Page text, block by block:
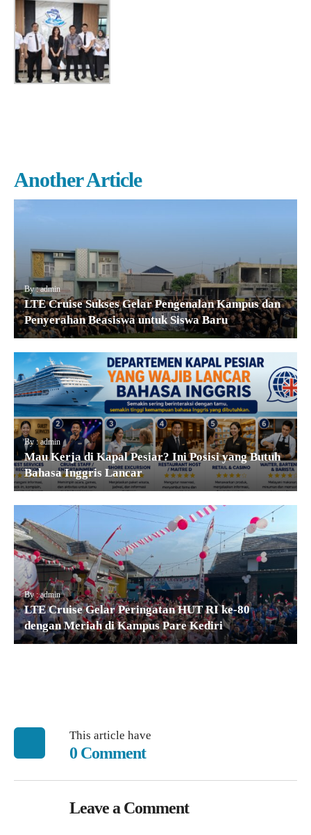
Another Article
By : admin
LTE Cruise Sukses Gelar Pengenalan Kampus dan
Penyerahan Beasiswa untuk Siswa Baru
By : admin
Mau Kerja di Kapal Pesiar? Ini Posisi yang Butuh
Bahasa Inggris Lancar
By : admin
LTE Cruise Gelar Peringatan HUT RI ke-80
dengan Meriah di Kampus Pare Kediri
This article have
0 Comment
Leave a Comment